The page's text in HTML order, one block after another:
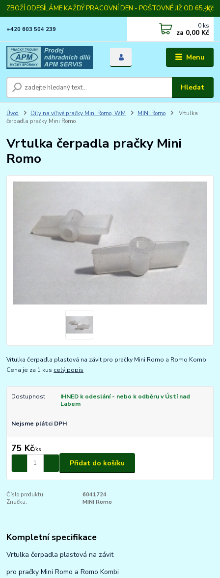
ZBOŽÍ ODESÍLÁME KAŽDÝ PRACOVNÍ DEN - POŠTOVNÉ JIŽ OD 65,-Kč
Menu
Hledat
+420 603 504 239 0 ks
za 0,00 Kč
Úvod Díly na vířivé pračky Mini Romo, WM MINI Romo
Vrtulka
čerpadla pračky Mini Romo
Vrtulka čerpadla pračky Mini
Romo
Vrtulka čerpadla plastová na závit pro pračky Mini Romo a Romo Kombi
Cena je za 1 kus celý popis
Dostupnost
IHNED k odeslání - nebo k odběru v Ústí nad
Labem
Nejsme plátci DPH
75 Kč/ks
Přidat do košíku
Číslo produktu:
6041724
Značka:
MINI Romo
Kompletní specifikace
Vrtulka čerpadla plastová na závit
pro pračky Mini Romo a Romo Kombi